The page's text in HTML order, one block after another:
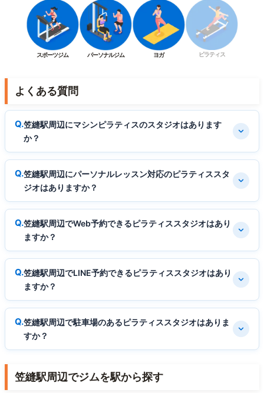
スポーツジム パーソナルジム ヨガ ピラティス
よくある質問
笠縫駅周辺にマシンピラティスのスタジオはあります
か？
笠縫駅周辺にパーソナルレッスン対応のピラティススタ
ジオはありますか？
笠縫駅周辺でWeb予約できるピラティススタジオはあり
ますか？
笠縫駅周辺でLINE予約できるピラティススタジオはあり
ますか？
笠縫駅周辺で駐車場のあるピラティススタジオはありま
すか？
笠縫駅周辺でジムを駅から探す